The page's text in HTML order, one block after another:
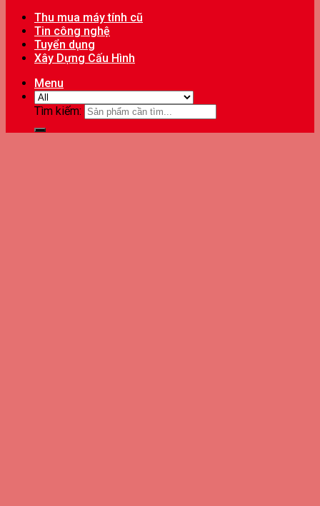
Thu mua máy tính cũ
Tin công nghệ
Tuyển dụng
Xây Dựng Cấu Hình
Menu
Tìm kiếm: